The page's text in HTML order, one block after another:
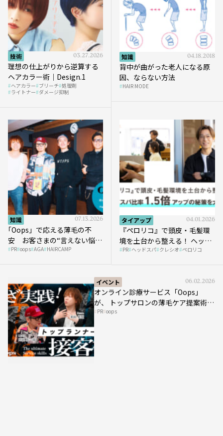
技術 03.27.2026
理想の仕上がりから逆算する
ヘアカラー術｜Design.1
ヘアカラー ブリーチ 処理剤
ライトナー ダメージ抑制
知識 04.18.2018
背中が曲がった老人になる原
因、ならない方法
HAIR MODE
知識 07.13.2026
｢Oops」で応える薄毛の不
安 お客さまの“言えない悩
み”にどう向き合う？ ＃01
PR oops AGA HAIRCAMP
タイアップ 04.01.2026
『ペロリコ』で頭皮・毛髪環
境を土台から整える！ ヘッド
スパ比率1.5倍アップの秘策を
PR ヘッドスパ クレシオ ペロリコ
イベント 06.02.2026
オンライン診療サービス「Oops」
が、 トップサロンの薄毛ケア提案術を
HAIRCAMPで公開！
PR oops